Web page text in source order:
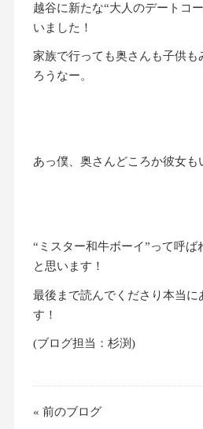
越谷に新たな“大人のデートコ
いました！
家族で行っても奥さんも子供も
ろうなー。
あっ僕、奥さんどころか彼女も
“ミスター和牛ボーイ”って呼ば
と思います！
最後まで読んでくださり本当に
す！
(ブログ担当：杉渕)
« 前のブログ